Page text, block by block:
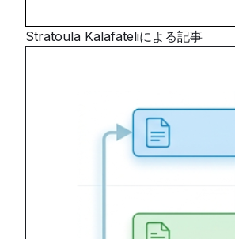
Stratoula Kalafateliによる記事